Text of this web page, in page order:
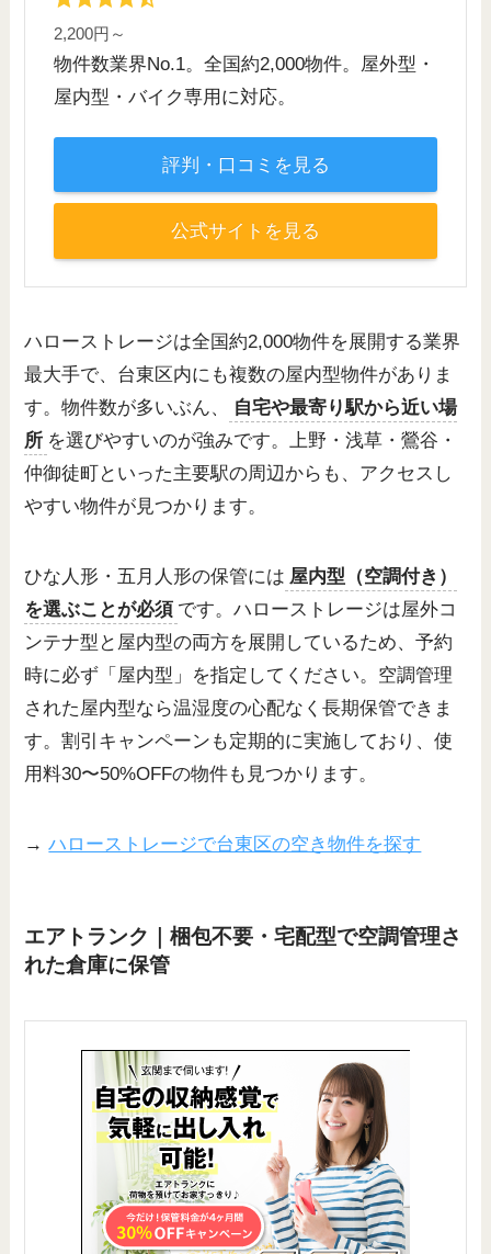
2,200円～
物件数業界No.1。全国約2,000物件。屋外型・
屋内型・バイク専用に対応。
評判・口コミを見る
公式サイトを見る
ハローストレージは全国約2,000物件を展開する業界
最大手で、台東区内にも複数の屋内型物件がありま
す。物件数が多いぶん、
自宅や最寄り駅から近い場
所 を選びやすいのが強みです。上野・浅草・鶯谷・
仲御徒町といった主要駅の周辺からも、アクセスし
やすい物件が見つかります。
ひな人形・五月人形の保管には 屋内型（空調付き）
を選ぶことが必須 です。ハローストレージは屋外コ
ンテナ型と屋内型の両方を展開しているため、予約
時に必ず「屋内型」を指定してください。空調管理
された屋内型なら温湿度の心配なく長期保管できま
す。割引キャンペーンも定期的に実施しており、使
用料30〜50%OFFの物件も見つかります。
→ハローストレージで台東区の空き物件を探す
エアトランク｜梱包不要・宅配型で空調管理さ
れた倉庫に保管